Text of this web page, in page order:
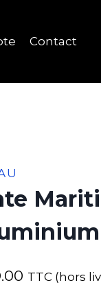
Contact
TTC (hors